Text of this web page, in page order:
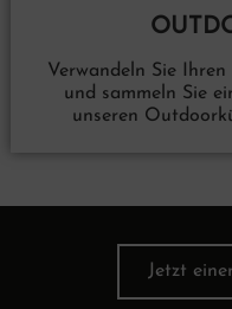
Verwandeln Sie
und sammeln Sie
unseren
Jetzt